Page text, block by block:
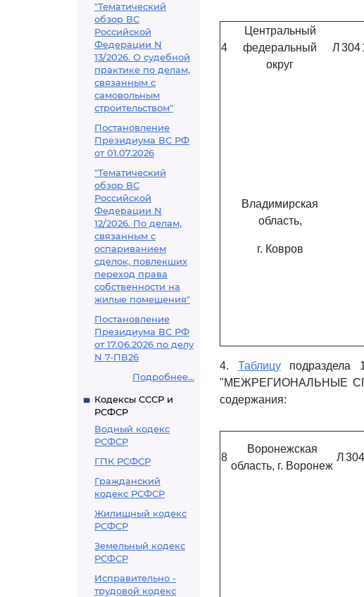
"Тематический
обзор ВС
Российской
Федерации N
13/2026. О судебной
практике по делам,
связанным с
самовольным
строительством"
Постановление
Президиума ВС РФ
от 01.07.2026
"Тематический
обзор ВС
Российской
Федерации N
12/2026. По делам,
связанным с
оспариванием
сделок, повлекших
переход права
собственности на
жилые помещения"
Постановление
Президиума ВС РФ
от 17.06.2026 по делу
N 7-ПВ26
Подробнее...
Кодексы СССР и
РСФСР
Водный кодекс
РСФСР
ГПК РСФСР
Гражданский
кодекс РСФСР
Жилищный кодекс
РСФСР
Земельный кодекс
РСФСР
Исправительно -
трудовой кодекс
4
Центральный
федеральный
округ
Л 304
Владимирская
область,
г. Ковров
4. Таблицуподраздела
"МЕЖРЕГИОНАЛЬНЫЕ
содержания:
8
Воронежская
область, г. Воронеж
Л 304